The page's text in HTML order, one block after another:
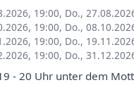
19:00, Do.,
19:00, Do.,
19:00, Do.,
19:00, Do.,
- 20 Uhr unter dem